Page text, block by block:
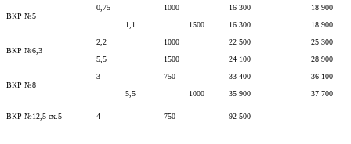
ВКР №5
0,75 1000 16 300
18 900
1,1
1500 16 300 18 900
ВКР №6,3
2,2 1000 22 500
25 300
5,5
1500 24 100 28 900
ВКР №8
3 750 33 400
36 100
5,5
1000 35 900 37 700
ВКР №12,5 сх.5 4 750 92 500